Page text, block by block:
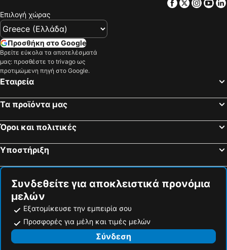
Facebook
Twitter
Επιλογή χώρας
Προσθήκη στο Google
Βρείτε εύκολα τα αποτελέσματά
μας: προσθέστε το trivago ως
προτιμώμενη πηγή στο Google.
Εταιρεία
Τα προϊόντα μας
Όροι και πολιτικές
Υποστήριξη
Συνδεθείτε για αποκλειστικά προνόμια
μελών
Εξατομίκευσε την εμπειρία σου
Προσφορές για μέλη και τιμές μελών
Σύνδεση